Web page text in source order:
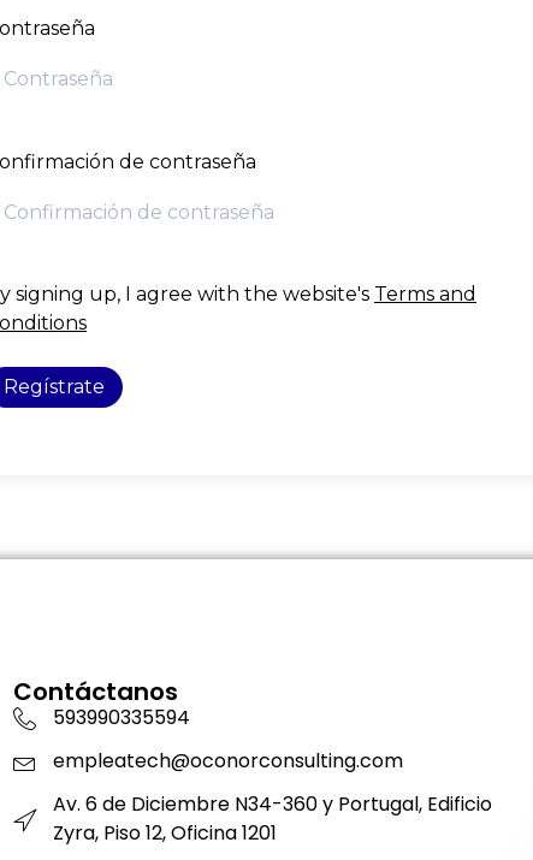
de contraseña
signing up, I agree with the website's Terms and
Regístrate
Contáctanos
593990335594
empleatech@oconorconsulting.com
Av. 6 de Diciembre N34-360 y Portugal, Edificio
Zyra, Piso 12, Oficina 1201